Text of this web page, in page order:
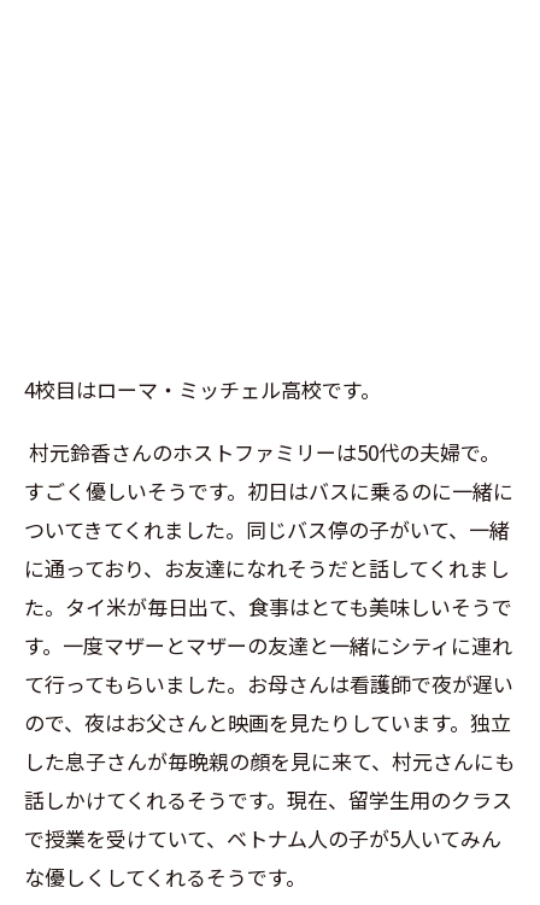
4校目はローマ・ミッチェル高校です。
村元鈴香さんのホストファミリーは50代の夫婦で。
すごく優しいそうです。初日はバスに乗るのに一緒に
ついてきてくれました。同じバス停の子がいて、一緒
に通っており、お友達になれそうだと話してくれまし
た。タイ米が毎日出て、食事はとても美味しいそうで
す。一度マザーとマザーの友達と一緒にシティに連れ
て行ってもらいました。お母さんは看護師で夜が遅い
ので、夜はお父さんと映画を見たりしています。独立
した息子さんが毎晩親の顔を見に来て、村元さんにも
話しかけてくれるそうです。現在、留学生用のクラス
で授業を受けていて、ベトナム人の子が5人いてみん
な優しくしてくれるそうです。